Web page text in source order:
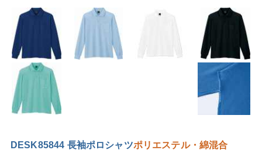
DESK85844 長袖ポロシャツポリエステル・綿混合